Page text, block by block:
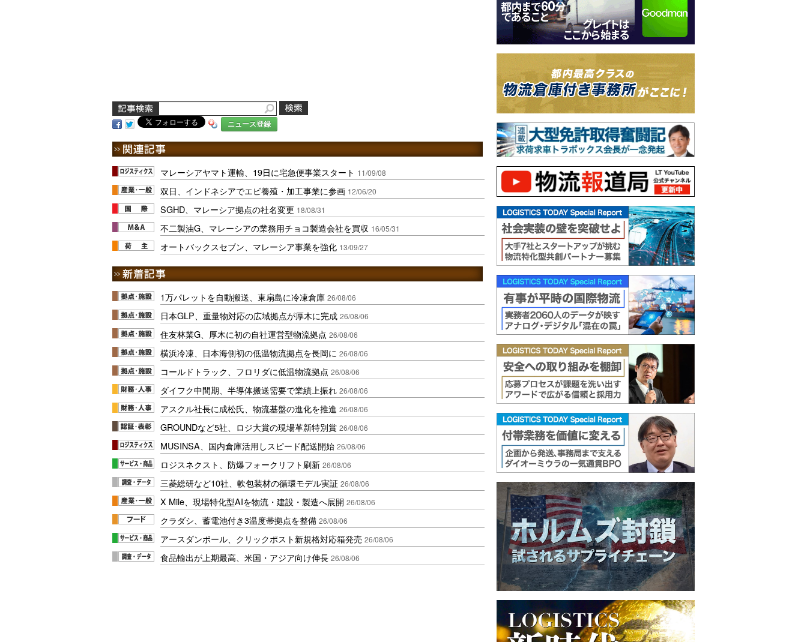
ニュース登録
マレーシアヤマト運輸、19日に宅急便事業スタート 11/09/08
双日、インドネシアでエビ養殖・加工事業に参画 12/06/20
SGHD、マレーシア拠点の社名変更 18/08/31
不二製油G、マレーシアの業務用チョコ製造会社を買収 16/05/31
オートバックスセブン、マレーシア事業を強化 13/09/27
1万パレットを自動搬送、東扇島に冷凍倉庫 26/08/06
日本GLP、重量物対応の広域拠点が厚木に完成 26/08/06
住友林業G、厚木に初の自社運営型物流拠点 26/08/06
横浜冷凍、日本海側初の低温物流拠点を長岡に 26/08/06
コールドトラック、フロリダに低温物流拠点 26/08/06
ダイフク中間期、半導体搬送需要で業績上振れ 26/08/06
アスクル社長に成松氏、物流基盤の進化を推進 26/08/06
GROUNDなど5社、ロジ大賞の現場革新特別賞 26/08/06
MUSINSA、国内倉庫活用しスピード配送開始 26/08/06
ロジスネクスト、防爆フォークリフト刷新 26/08/06
三菱総研など10社、軟包装材の循環モデル実証 26/08/06
X Mile、現場特化型AIを物流・建設・製造へ展開 26/08/06
クラダシ、蓄電池付き3温度帯拠点を整備 26/08/06
アースダンボール、クリックポスト新規格対応箱発売 26/08/06
食品輸出が上期最高、米国・アジア向け伸長 26/08/06